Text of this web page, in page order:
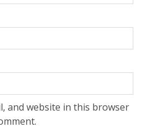
and website in this browser